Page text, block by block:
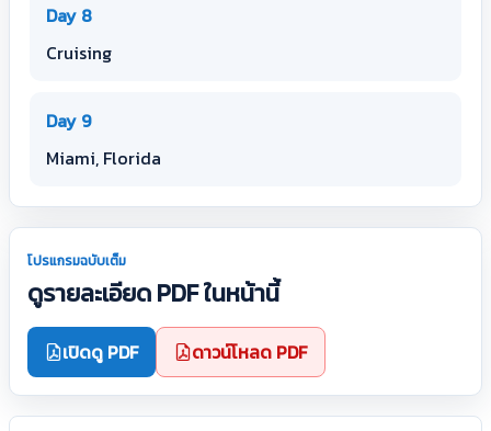
Day 8
Cruising
Day 9
Miami, Florida
โปรแกรมฉบับเต็ม
ดูรายละเอียด PDF ในหน้านี้
เปิดดู PDF ดาวน์โหลด PDF